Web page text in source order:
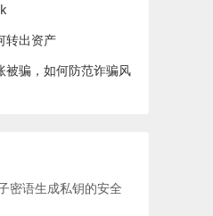
转出资产
被骗，如何防范诈骗风
密语生成私钥的安全